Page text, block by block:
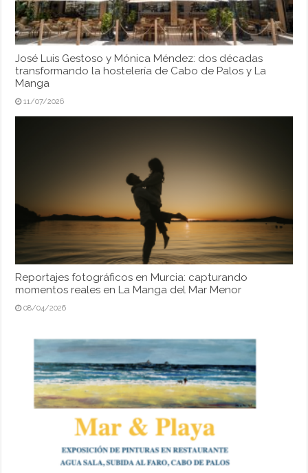
José Luis Gestoso y Mónica Méndez: dos décadas
transformando la hostelería de Cabo de Palos y La
Manga
11/07/2026
Reportajes fotográficos en Murcia: capturando
momentos reales en La Manga del Mar Menor
08/04/2026